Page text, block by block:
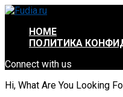
HOME
ПОЛИТИКА
Connect with us
Hi, What Are You Looking